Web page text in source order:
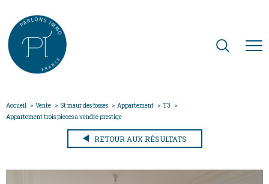
Accueil Vente St maur des fosses Appartement
T3
Appartement trois pieces a vendre prestige
RETOUR AUX RÉSULTATS